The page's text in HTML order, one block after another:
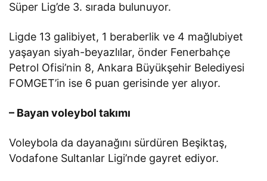
Süper Lig’de 3. sırada bulunuyor.
Ligde 13 galibiyet, 1 beraberlik ve 4 mağlubiyet
yaşayan siyah-beyazlılar, önder Fenerbahçe
Petrol Ofisi’nin 8, Ankara Büyükşehir Belediyesi
FOMGET’in ise 6 puan gerisinde yer alıyor.
– Bayan voleybol takımı
Voleybola da dayanağını sürdüren Beşiktaş,
Vodafone Sultanlar Ligi’nde gayret ediyor.